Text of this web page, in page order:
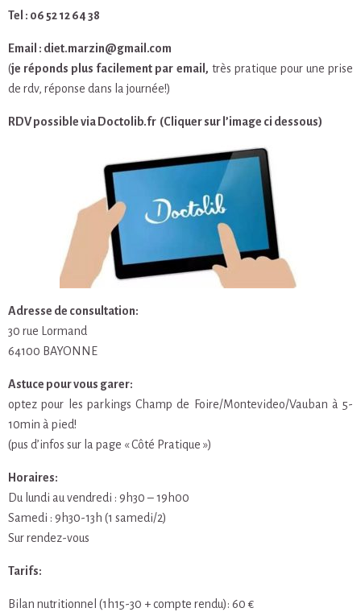
Tel : 06 52 12 64 38
Email : diet.marzin@gmail.com
(je réponds plus facilement par email, très pratique pour une prise
de rdv, réponse dans la journée!)
RDV possible via Doctolib.fr (Cliquer sur l’image ci dessous)
Adresse de consultation:
30 rue Lormand
64100 BAYONNE
Astuce pour vous garer:
optez pour les parkings Champ de Foire/Montevideo/Vauban à 5-
10min à pied!
(pus d’infos sur la page « Côté Pratique »)
Horaires:
Du lundi au vendredi : 9h30 – 19h00
Samedi : 9h30-13h (1 samedi/2)
Sur rendez-vous
Tarifs:
Bilan nutritionnel (1h15-30 + compte rendu): 60 €